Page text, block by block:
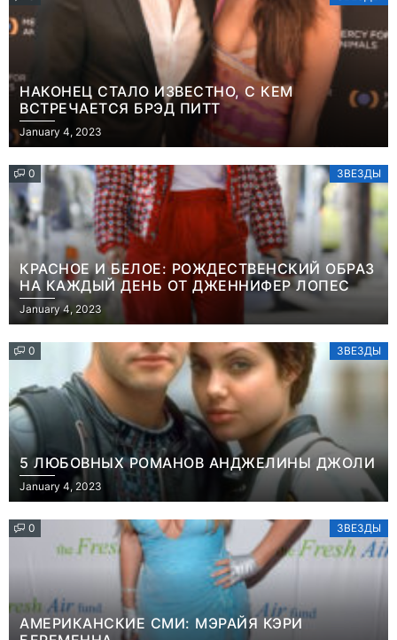
НАКОНЕЦ СТАЛО ИЗВЕСТНО, С КЕМ
ВСТРЕЧАЕТСЯ БРЭД ПИТТ
January 4, 2023
0 ЗВЕЗДЫ
КРАСНОЕ И БЕЛОЕ: РОЖДЕСТВЕНСКИЙ ОБРАЗ
НА КАЖДЫЙ ДЕНЬ ОТ ДЖЕННИФЕР ЛОПЕС
January 4, 2023
0 ЗВЕЗДЫ
5 ЛЮБОВНЫХ РОМАНОВ АНДЖЕЛИНЫ ДЖОЛИ
January 4, 2023
0 ЗВЕЗДЫ
АМЕРИКАНСКИЕ СМИ: МЭРАЙЯ КЭРИ